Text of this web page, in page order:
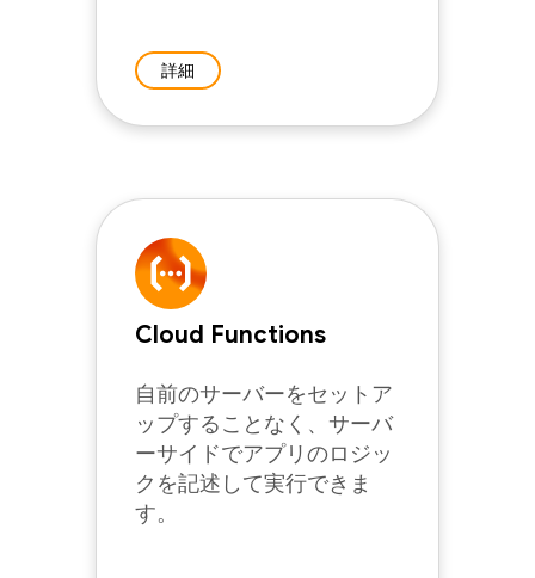
詳細
Cloud Functions
自前のサーバーをセットア
ップすることなく、サーバ
ーサイドでアプリのロジッ
クを記述して実行できま
す。